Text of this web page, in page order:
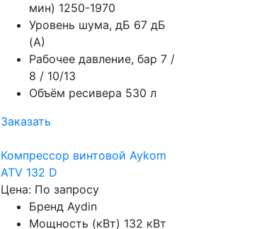
мин) 1250-1970
Уровень шума, дБ 67 дБ
(А)
Рабочее давление, бар 7 /
8 / 10/13
Объём ресивера 530 л
Заказать
Компрессор винтовой Aykom
ATV 132 D
Цена: По запросу
Бренд Aydin
Мощность (кВт) 132 кВт